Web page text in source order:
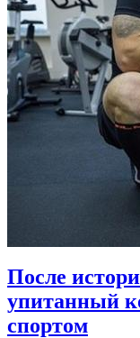
После
упитанный
спортом